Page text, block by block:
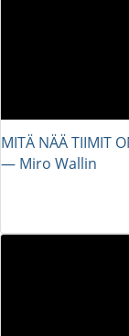
MITÄ NÄÄ TIIMIT
― Miro Wallin